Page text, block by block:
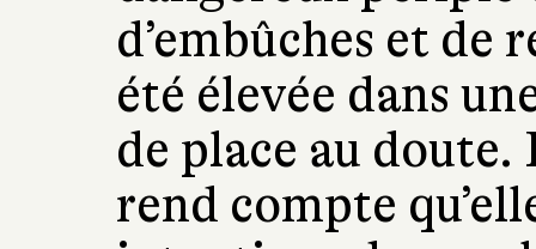
d’embûches et de
été élevée dans
de place au
rend compte